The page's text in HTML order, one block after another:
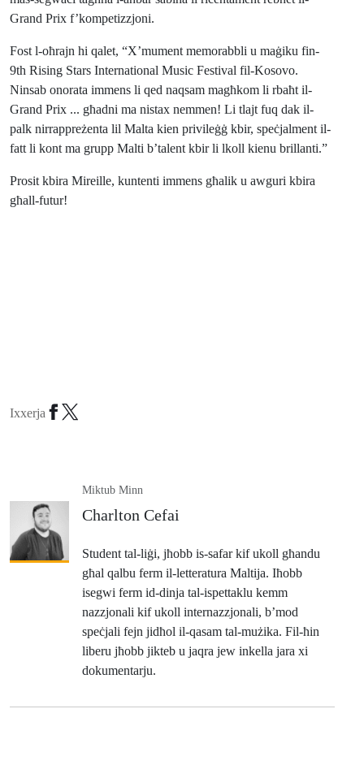
Grand Prix f’kompetizzjoni.
Fost l-oħrajn hi qalet, “X’mument memorabbli u maġiku fin-
9th Rising Stars International Music Festival fil-Kosovo.
Ninsab onorata immens li qed naqsam magħkom li rbaħt il-
Grand Prix ... għadni ma nistax nemmen! Li tlajt fuq dak il-
palk nirrappreżenta lil Malta kien privileġġ kbir, speċjalment il-
fatt li kont ma grupp Malti b’talent kbir li lkoll kienu brillanti.”
Prosit kbira Mireille, kuntenti immens għalik u awguri kbira
għall-futur!
Ixxerja
Miktub Minn
Charlton Cefai
Student tal-liġi, jħobb is-safar kif ukoll għandu
għal qalbu ferm il-letteratura Maltija. Iħobb
isegwi ferm id-dinja tal-ispettaklu kemm
nazzjonali kif ukoll internazzjonali, b’mod
speċjali fejn jidħol il-qasam tal-mużika. Fil-ħin
liberu jħobb jikteb u jaqra jew inkella jara xi
dokumentarju.